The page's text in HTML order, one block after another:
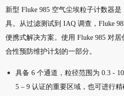
新型 Fluke 985 空气尘埃粒子计数器
具。从过滤测试到 IAQ 调查，Fluke
便携式解决方案。使用 Fluke 985 对
合性预防维护计划的一部分。
具备 6 个通道，粒径范围为 0.3 -
5 – 9 认证的重要区域，也可进行